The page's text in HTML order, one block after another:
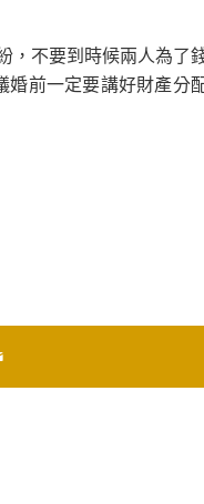
，不要到時候兩人為了
婚前一定要講好財產分